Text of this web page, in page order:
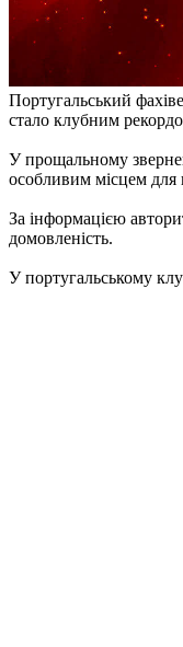
Португальський
стало клубним
У прощальному
особливим місцем
За інформацією
домовленість.
У португальському